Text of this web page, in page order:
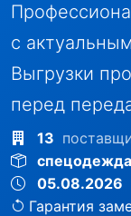
с
Выгрузки
перед
13
спецодежда
05.08.2026
Гарантия